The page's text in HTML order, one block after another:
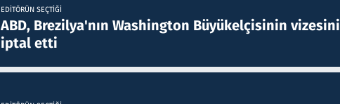
EDITÖRÜN SEÇTIĞI
ABD, Brezilya'nın Washington Büyükelçisinin vizesini
iptal etti